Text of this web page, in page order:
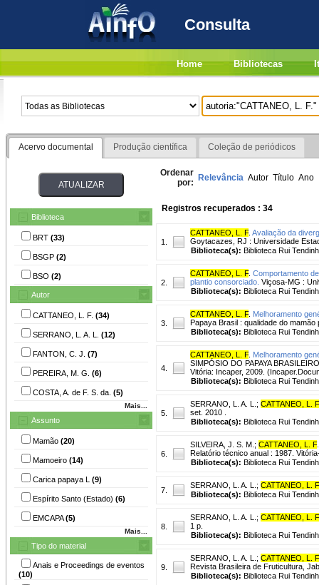
Consulta
Home Bibliotecas
Acervo documental Produção científica Coleção de periódicos
Biblioteca
BRT (33)
BSGP (2)
BSO (2)
Autor
CATTANEO, L. F. (34)
SERRANO, L. A. L. (12)
FANTON, C. J. (7)
PEREIRA, M. G. (6)
COSTA, A. de F. S. da. (5)
Mais...
Assunto
Mamão (20)
Mamoeiro (14)
Carica papaya L (9)
Espírito Santo (Estado) (6)
EMCAPA(5)
Mais...
Tipo do material
Anais e Proceedings de eventos
(10)
Ordenar
por: Relevância Autor Título Ano
Registros recuperados : 34
1.
CATTANEO, L. F. Avaliação da
Goytacazes, RJ : Universidade
Biblioteca(s): Biblioteca Rui
2.
CATTANEO, L. F. Comportamento
plantio consorciado. Viçosa-MG :
Biblioteca(s): Biblioteca Rui
3.
CATTANEO, L. F. Melhoramento
Papaya Brasil : qualidade do
Biblioteca(s): Biblioteca Rui
4.
CATTANEO, L. F. Melhoramento
SIMPÓSIO DO PAPAYA
Vitória: Incaper, 2009.
Biblioteca(s): Biblioteca Rui
5.
SERRANO, L. A. L. ; CATTANEO, L. F
set. 2010 .
Biblioteca(s): Biblioteca Rui
6.
SILVEIRA, J. S. M. ; CATTANEO, L. F.
Relatório técnico anual : 1987.
Biblioteca(s): Biblioteca Rui
7.
SERRANO, L. A. L. ; CATTANEO, L. F
Biblioteca(s): Biblioteca Rui
8.
SERRANO, L. A. L. ; CATTANEO, L. F
1 p.
Biblioteca(s): Biblioteca Rui
9.
SERRANO, L. A. L. ; CATTANEO, L. F
Revista Brasileira de Fruticultura,
Biblioteca(s): Biblioteca Rui